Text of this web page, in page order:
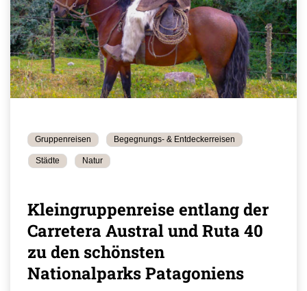
Gruppenreisen Begegnungs- & Entdeckerreisen
Städte Natur
Kleingruppenreise entlang der
Carretera Austral und Ruta 40
zu den schönsten
Nationalparks Patagoniens